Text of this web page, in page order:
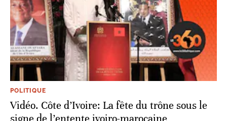
POLITIQUE
Vidéo. Côte d’Ivoire: La fête du trône sous le